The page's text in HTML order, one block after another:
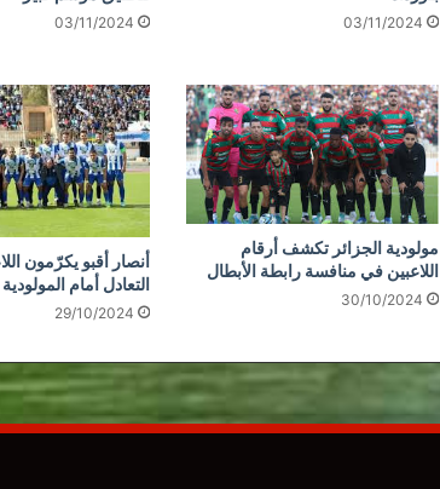
03/11/2024
03/11/2024
مولودية الجزائر تكشف أرقام
اللاعبين في منافسة رابطة الأبطال
30/10/2024
أنصار أقبو يكرّمون
التعادل أمام المولودية
29/10/2024